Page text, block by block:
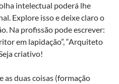
intelectual poderá lhe
Explore isso e deixe claro o
Na profissão pode escrever:
em lapidação”, “Arquiteto
criativo!
as duas coisas (formação